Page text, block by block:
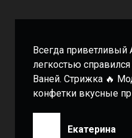
Всегда приветливый
легкостью
Ваней. Стрижка 🔥
конфетки вкусные
Екатерина